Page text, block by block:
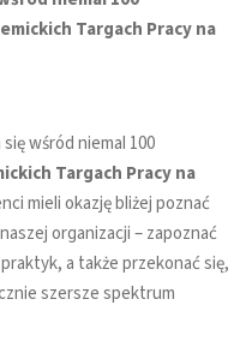
Targach Pracy na
się wśród niemal 100
Targach Pracy na
mieli okazję bliżej poznać
organizacji – zapoznać
a także przekonać się,
szersze spektrum